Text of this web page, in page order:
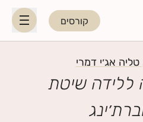
קורסים
אג׳י דמרי
ללידה שיטת